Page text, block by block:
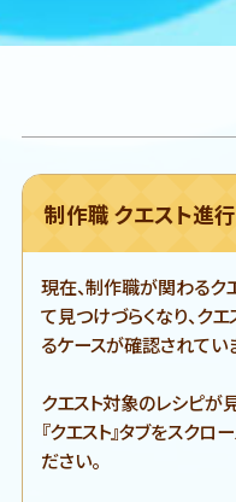
制作職 クエスト進
現在、制作職が関わるク
て見つけづらくなり、クエ
るケースが確認されてい
クエスト対象のレシピが
『クエスト』タブをスク
ださい。